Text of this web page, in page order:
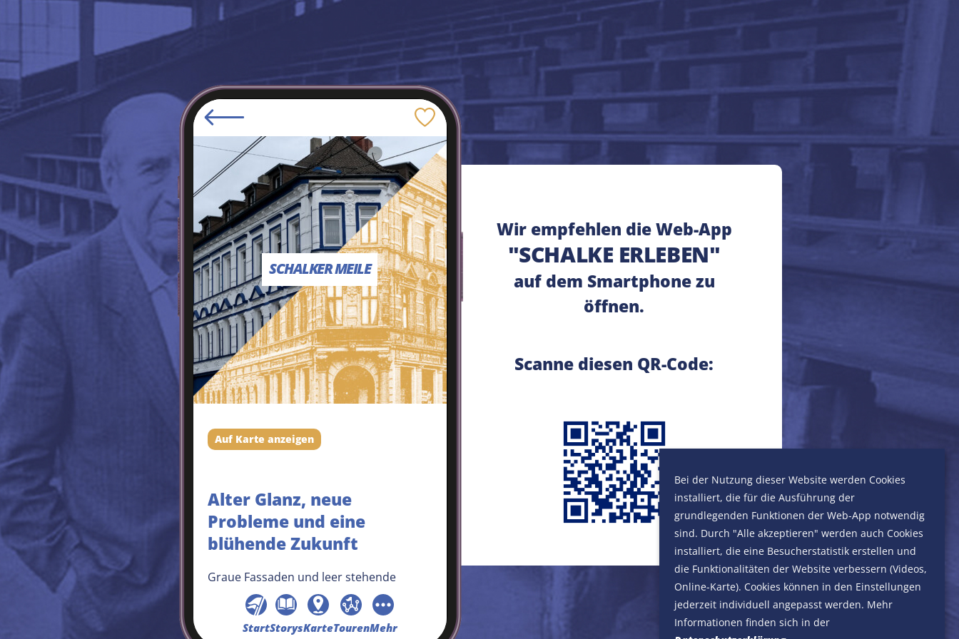
Speichern
SCHALKER MEILE
Auf Karte anzeigen
Alter Glanz, neue
Probleme und eine
blühende Zukunft
Graue Fassaden und leer stehende
Ladenlokale: Die Schalker Meile kann die
wirtschaftlichen Probleme des Stadtteils
nicht verleugnen. Wer aber genau
StartStorysKarteTourenMehr
Wir empfehlen die Web-App
"SCHALKE ERLEBEN"
auf dem Smartphone zu
öffnen.
Scanne diesen QR-Code:
Bei der Nutzung dieser Website werden Cookies
installiert, die für die Ausführung der
grundlegenden Funktionen der Web-App notwendig
sind. Durch "Alle akzeptieren" werden auch Cookies
installiert, die eine Besucherstatistik erstellen und
die Funktionalitäten der Website verbessern (Videos,
Online-Karte). Cookies können in den Einstellungen
jederzeit individuell angepasst werden. Mehr
Informationen finden sich in der